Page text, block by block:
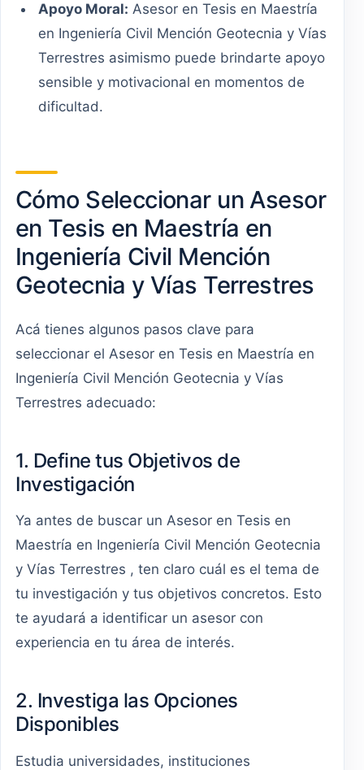
Apoyo Moral: Asesor en Tesis en Maestría
en Ingeniería Civil Mención Geotecnia y Vías
Terrestres asimismo puede brindarte apoyo
sensible y motivacional en momentos de
dificultad.
Cómo Seleccionar un Asesor
en Tesis en Maestría en
Ingeniería Civil Mención
Geotecnia y Vías Terrestres
Acá tienes algunos pasos clave para
seleccionar el Asesor en Tesis en Maestría en
Ingeniería Civil Mención Geotecnia y Vías
Terrestres adecuado:
1. Define tus Objetivos de
Investigación
Ya antes de buscar un Asesor en Tesis en
Maestría en Ingeniería Civil Mención Geotecnia
y Vías Terrestres , ten claro cuál es el tema de
tu investigación y tus objetivos concretos. Esto
te ayudará a identificar un asesor con
experiencia en tu área de interés.
2. Investiga las Opciones
Disponibles
Estudia universidades, instituciones